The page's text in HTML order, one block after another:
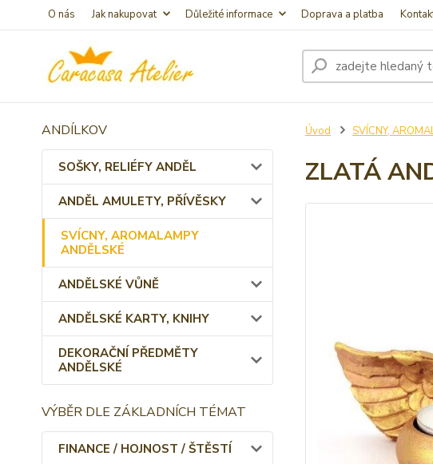
O nás Jak nakupovat Důležité informace Doprava a platba
ANDÍLKOV
SOŠKY, RELIÉFY ANDĚL
ANDĚL AMULETY, PŘÍVĚSKY
SVÍCNY, AROMALAMPY
ANDĚLSKÉ
ANDĚLSKÉ VŮNĚ
ANDĚLSKÉ KARTY, KNIHY
DEKORAČNÍ PŘEDMĚTY
ANDĚLSKÉ
VÝBĚR DLE ZÁKLADNÍCH TÉMAT
FINANCE / HOJNOST / ŠTĚSTÍ
Úvod SVÍCNY,
ZLATÁ